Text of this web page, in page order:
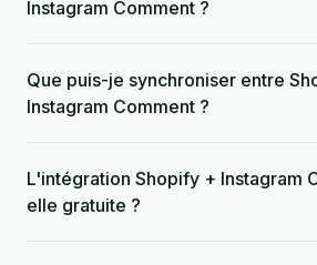
Instagram Comment ?
Que puis-je synchroniser entre
Instagram Comment ?
L'intégration Shopify + Instagram
elle gratuite ?